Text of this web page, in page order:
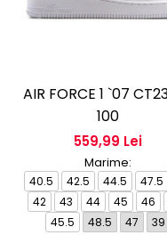
AIR FORCE 1 `07
100
559,99 Lei
Marime:
40.5 42.5 44.5 47.5
42
43 44 45 46
45.5
48.5 47 39